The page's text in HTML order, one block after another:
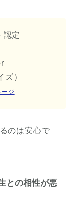
認定
）
ジ
のは安心で
との相性が悪